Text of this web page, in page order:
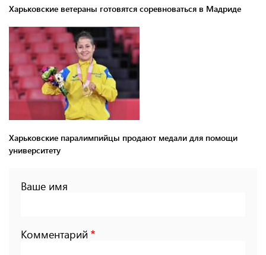
Харьковские ветераны готовятся соревноваться в Мадриде
Харьковские паралимпийцы продают медали для помощи
университету
Ваше имя
Комментарий